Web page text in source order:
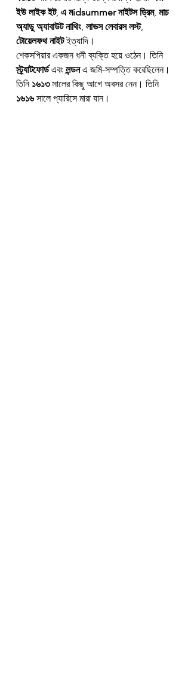
ইউ লাইক ইট, এ মidsummer নাইটস ড্রিম, মাচ
অ্যাডু অ্যাবাউট নাথিং, লাভস লেবারস লস্ট,
টোয়েলফথ নাইট ইত্যাদি।
শেকসপিয়ার একজন ধনী ব্যক্তি হয়ে ওঠেন। তিনি
স্ট্র্যাটফোর্ড এবং লন্ডন এ জমি-সম্পত্তি করেছিলেন।
তিনি ১৬১৩ সালের কিছু আগে অবসর নেন। তিনি
১৬১৬ সালে প্যারিসে মারা যান।